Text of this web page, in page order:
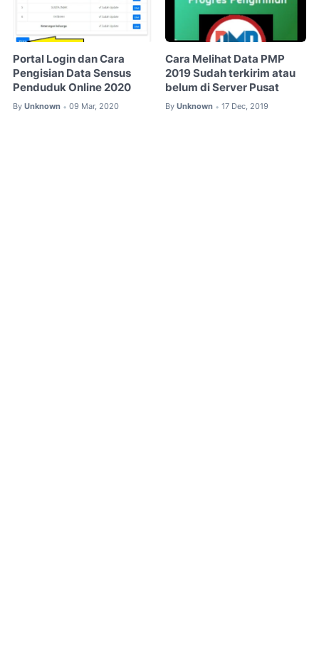
Portal Login dan Cara
Pengisian Data Sensus
Penduduk Online 2020
By Unknown • 09 Mar, 2020
Cara Melihat Data PMP
2019 Sudah terkirim atau
belum di Server Pusat
By Unknown • 17 Dec, 2019